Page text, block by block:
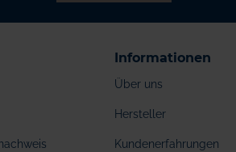
Informationen
Über uns
Hersteller
Kundenerfahrungen